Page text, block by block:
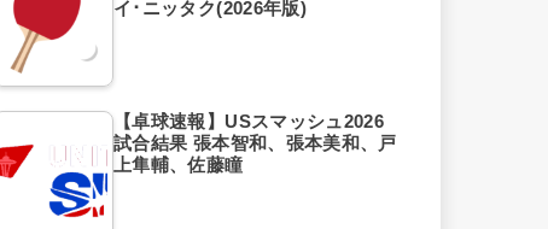
イ･ニッタク(2026年版)
【卓球速報】USスマッシュ2026
試合結果 張本智和、張本美和、戸
上隼輔、佐藤瞳